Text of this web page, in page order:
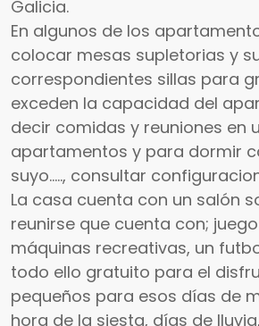
Galicia.
En algunos de los
colocar mesas supletorias y
correspondientes sillas para
exceden la capacidad del
decir comidas y reuniones en
apartamentos y para dormir
suyo….., consultar
La casa cuenta con un salón
reunirse que cuenta con;
máquinas recreativas, un
todo ello gratuito para el
pequeños para esos días de
hora de la siesta, días de